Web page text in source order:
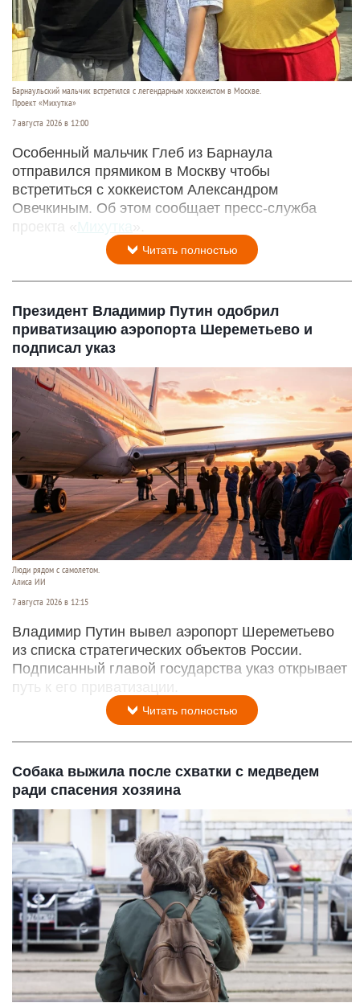
Барнаульский мальчик встретился с легендарным хоккеистом в Москве.
Проект «Михутка»
7 августа 2026 в 12:00
Особенный мальчик Глеб из Барнаула
отправился прямиком в Москву чтобы
встретиться с хоккеистом Александром
Овечкиным. Об этом сообщает пресс-служба
проекта « Михутка
Читать полностью
Президент Владимир Путин одобрил
приватизацию аэропорта Шереметьево и
подписал указ
Люди рядом с самолетом.
Алиса ИИ
7 августа 2026 в 12:15
Владимир Путин вывел аэропорт Шереметьево
из списка стратегических объектов России.
Подписанный главой государства указ открывает
путь к его приватизации.
Читать полностью
Собака выжила после схватки с медведем
ради спасения хозяина